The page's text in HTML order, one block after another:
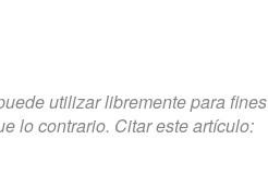
utilizar libremente para fines
lo contrario. Citar este artículo: